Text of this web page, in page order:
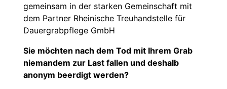
gemeinsam in der starken Gemeinschaft mit
dem Partner Rheinische Treuhandstelle für
Dauergrabpflege GmbH
Sie möchten nach dem Tod mit Ihrem Grab
niemandem zur Last fallen und deshalb
anonym beerdigt werden?